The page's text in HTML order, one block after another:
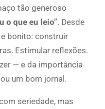
tão generoso
o que eu leio”. Desde
bonito: construir
Estimular reflexões.
— e da importância
um bom jornal.
seriedade, mas